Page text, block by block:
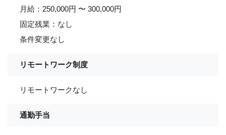
月給：250,000円 〜 300,000円
固定残業：なし
条件変更なし
リモートワーク制度
リモートワークなし
通勤手当